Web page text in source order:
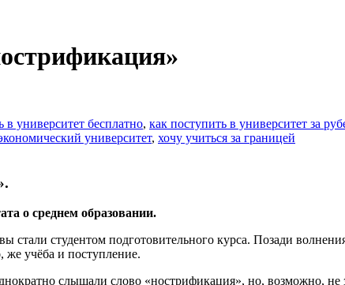
в университет бесплатно, как поступить в университет за
университет, хочу учиться за границей
о среднем образовании.
стали студентом подготовительного курса. Позади
же учёба и поступление.
слышали слово «нострификация», но, возможно,